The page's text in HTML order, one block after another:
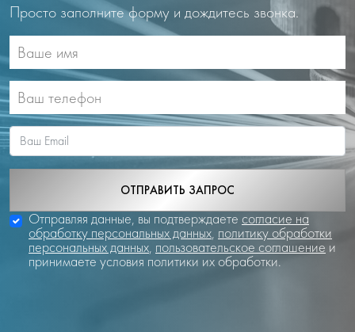
Просто заполните форму и дождитесь звонка.
ОТПРАВИТЬ ЗАПРОС
Отправляя данные, вы подтверждаете согласие на
обработку персональных данных, политику обработки
персональных данных, пользовательское соглашение и
принимаете условия политики их обработки.